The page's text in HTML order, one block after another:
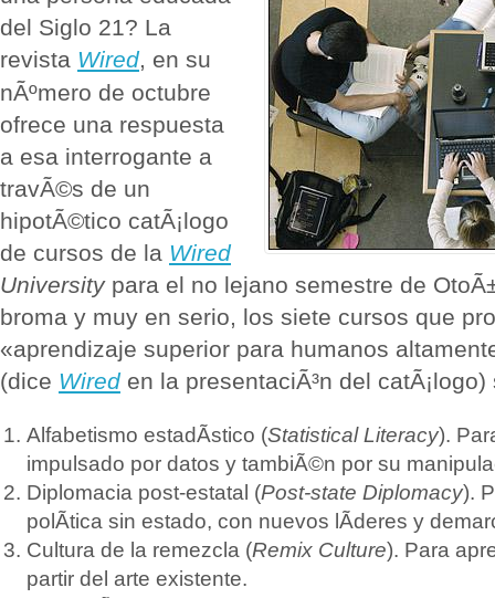
del Siglo 21? La
revista Wired, en su
nÃºmero de octubre
ofrece una respuesta
a esa interrogante a
travÃ©s de un
hipotÃ©tico catÃ¡logo
de cursos de la Wired
Universitypara el no lejano semestre de
broma y muy en serio, los siete cursos que
«aprendizaje superior para humanos
(dice Wireden la presentaciÃ³n del catÃ¡logo)
Alfabetismo estadÃ­stico (Statistical Literacy).
impulsado por datos y tambiÃ©n por su
Diplomacia post-estatal (Post-state Diplomacy).
polÃ­tica sin estado, con nuevos lÃ­deres y
Cultura de la remezcla (Remix Culture). Para
partir del arte existente.